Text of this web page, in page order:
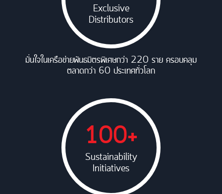
Exclusive
Distributors
มั่นใจในเครือข่ายพันธมิตรพิเศษกว่า 220 ราย ครอบคลุม
ตลาดกว่า 60 ประเทศทั่วโลก
100+
Sustainability
Initiatives